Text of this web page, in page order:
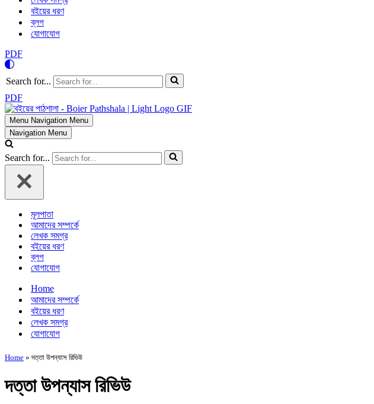
বইয়ের ধরণ
ব্লগ
যোগাযোগ
PDF
Search for...
PDF
Menu Navigation Menu
Navigation Menu
Search for...
মূলপাতা
আমাদের সম্পর্কে
লেখক সমগ্র
বইয়ের ধরণ
ব্লগ
যোগাযোগ
Home
আমাদের সম্পর্কে
বইয়ের ধরণ
লেখক সমগ্র
যোগাযোগ
Home »দত্তা উপন্যাস রিভিউ
দত্তা উপন্যাস রিভিউ